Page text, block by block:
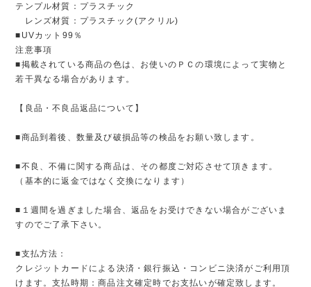
テンプル材質：プラスチック
レンズ材質：プラスチック(アクリル)
■UVカット99％
注意事項
■掲載されている商品の色は、お使いのＰＣの環境によって実物と
若干異なる場合があります。
【良品・不良品返品について】
■商品到着後、数量及び破損品等の検品をお願い致します。
■不良、不備に関する商品は、その都度ご対応させて頂きます。
（基本的に返金ではなく交換になります）
■１週間を過ぎました場合、返品をお受けできない場合がございま
すのでご了承下さい。
■支払方法：
クレジットカードによる決済・銀行振込・コンビニ決済がご利用頂
けます。支払時期：商品注文確定時でお支払いが確定致します。